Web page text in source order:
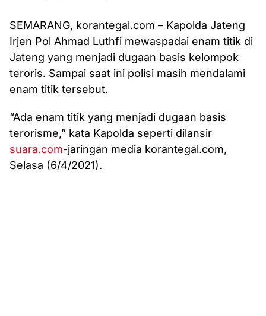
SEMARANG, korantegal.com – Kapolda Jateng
Irjen Pol Ahmad Luthfi mewaspadai enam titik di
Jateng yang menjadi dugaan basis kelompok
teroris. Sampai saat ini polisi masih mendalami
enam titik tersebut.
“Ada enam titik yang menjadi dugaan basis
terorisme,” kata Kapolda seperti dilansir
suara.com-jaringan media korantegal.com,
Selasa (6/4/2021).